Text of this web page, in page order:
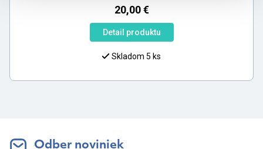
20,00€
Detail produktu
Skladom 5 ks
Odber noviniek